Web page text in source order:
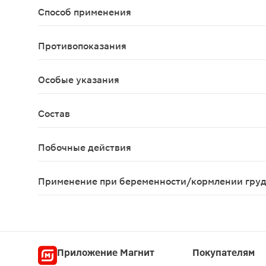
Способ применения
Детям старше 3 лет – по 1 жевательной
Противопоказания
Особые указания
Состав
Побочные действия
Применение при беременности/кормлении
Приложение Магнит Покупателям